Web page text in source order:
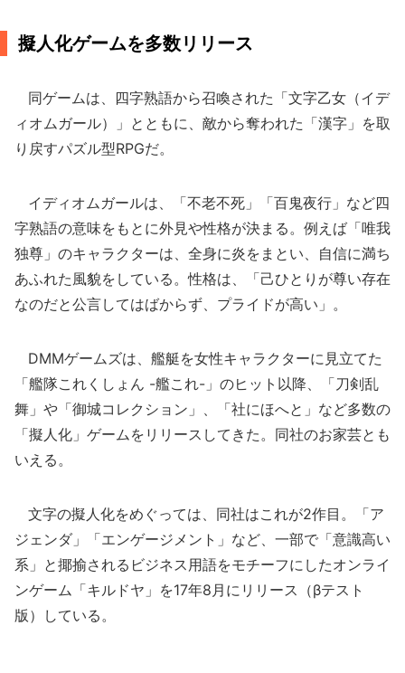
擬人化ゲームを多数リリース
同ゲームは、四字熟語から召喚された「文字乙女（イデ
ィオムガール）」とともに、敵から奪われた「漢字」を取
り戻すパズル型RPGだ。
イディオムガールは、「不老不死」「百鬼夜行」など四
字熟語の意味をもとに外見や性格が決まる。例えば「唯我
独尊」のキャラクターは、全身に炎をまとい、自信に満ち
あふれた風貌をしている。性格は、「己ひとりが尊い存在
なのだと公言してはばからず、プライドが高い」。
DMMゲームズは、艦艇を女性キャラクターに見立てた
「艦隊これくしょん -艦これ-」のヒット以降、「刀剣乱
舞」や「御城コレクション」、「社にほへと」など多数の
「擬人化」ゲームをリリースしてきた。同社のお家芸とも
いえる。
文字の擬人化をめぐっては、同社はこれが2作目。「ア
ジェンダ」「エンゲージメント」など、一部で「意識高い
系」と揶揄されるビジネス用語をモチーフにしたオンライ
ンゲーム「キルドヤ」を17年8月にリリース（βテスト
版）している。